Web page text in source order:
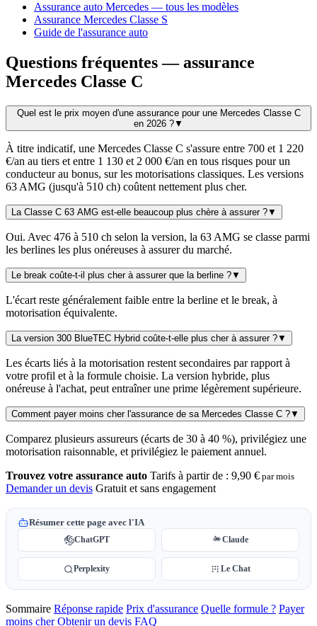
Assurance auto Mercedes — tous les modèles
Assurance Mercedes Classe S
Guide de l'assurance auto
Questions fréquentes — assurance
Mercedes Classe C
Quel est le prix moyen d'une assurance pour une Mercedes Classe C
en 2026 ?▼
À titre indicatif, une Mercedes Classe C s'assure entre 700 et 1 220
€/an au tiers et entre 1 130 et 2 000 €/an en tous risques pour un
conducteur au bonus, sur les motorisations classiques. Les versions
63 AMG (jusqu'à 510 ch) coûtent nettement plus cher.
La Classe C 63 AMG est-elle beaucoup plus chère à assurer ?▼
Oui. Avec 476 à 510 ch selon la version, la 63 AMG se classe parmi
les berlines les plus onéreuses à assurer du marché.
Le break coûte-t-il plus cher à assurer que la berline ?▼
L'écart reste généralement faible entre la berline et le break, à
motorisation équivalente.
La version 300 BlueTEC Hybrid coûte-t-elle plus cher à assurer ?▼
Les écarts liés à la motorisation restent secondaires par rapport à
votre profil et à la formule choisie. La version hybride, plus
onéreuse à l'achat, peut entraîner une prime légèrement supérieure.
Comment payer moins cher l'assurance de sa Mercedes Classe C ?▼
Comparez plusieurs assureurs (écarts de 30 à 40 %), privilégiez une
motorisation raisonnable, et privilégiez le paiement annuel.
Trouvez votre assurance auto Tarifs à partir de : 9,90 € par mois
Demander un devis Gratuit et sans engagement
Résumer cette page avec l'IA
ChatGPT Claude
Perplexity Le Chat
Sommaire Réponse rapide Prix d'assurance Quelle formule ? Payer
moins cher Obtenir un devis FAQ